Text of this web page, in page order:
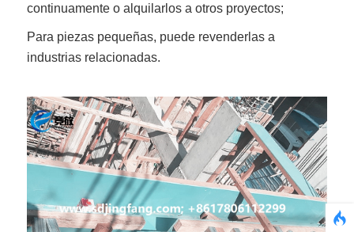
continuamente o alquilarlos a otros proyectos;
Para piezas pequeñas, puede revenderlas a
industrias relacionadas.